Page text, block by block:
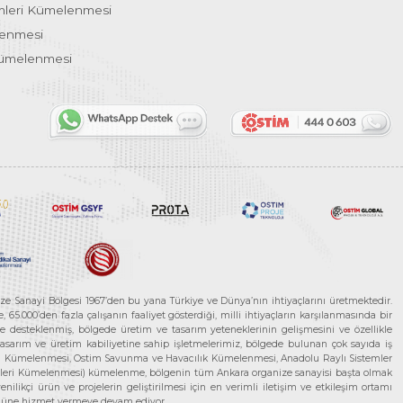
Kümelenmesi
Bölgesi 1967’den bu yana Türkiye ve Dünya’nın ihtiyaçlarını üretmektedir.
fazla çalışanın faaliyet gösterdiği, milli ihtiyaçların karşılanmasında bir
desteklenmiş, bölgede üretim ve tasarım yeteneklerinin gelişmesini ve özellikle
ve üretim kabiliyetine sahip işletmelerimiz, bölgede bulunan çok sayıda iş
Ostim Savunma ve Havacılık Kümelenmesi, Anadolu Raylı Sistemler
Kümelenmesi) kümelenme, bölgenin tüm Ankara organize sanayisi başta olmak
ürün ve projelerin geliştirilmesi için en verimli iletişim ve etkileşim ortamı